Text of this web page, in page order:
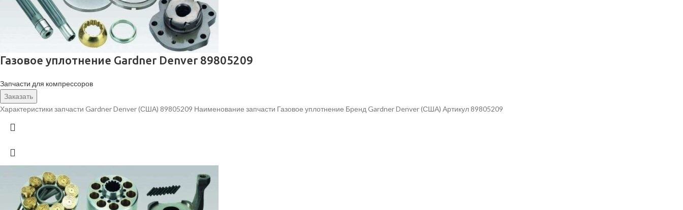
Газовое уплотнение Gardner Denver 89805209
Запчасти для компрессоров
Заказать
Характеристики запчасти Gardner Denver (США) 89805209 Наименование запчасти Газовое уплотнение Бренд Gardner Denver (США) Артикул 89805209